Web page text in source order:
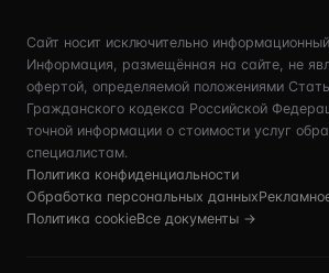
Сайт носит исключительно
Информация, размещённая на сайте, не
офертой, определяемой положениями
Гражданского кодекса Российской
точной информации о стоимости услуг
специалистам.
Политика конфиденциальности
Обработка персональных данных
Политика cookieВсе документы →